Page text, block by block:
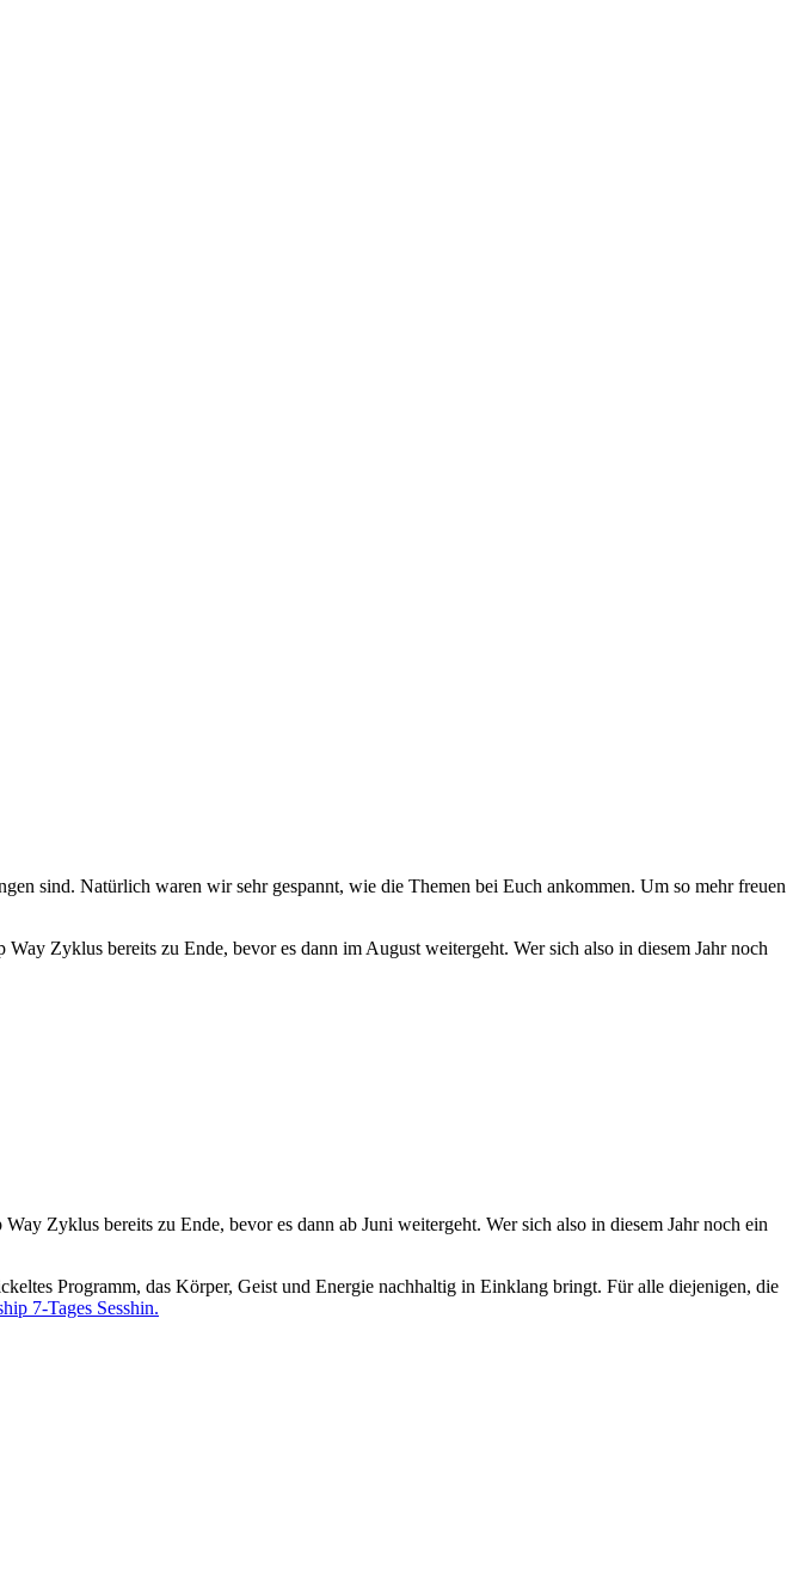
sind. Natürlich waren wir sehr gespannt, wie die Themen bei Euch ankommen. Um so mehr freuen
Zyklus bereits zu Ende, bevor es dann im August weitergeht. Wer sich also in diesem Jahr noch
Zyklus bereits zu Ende, bevor es dann ab Juni weitergeht. Wer sich also in diesem Jahr noch ein
Programm, das Körper, Geist und Energie nachhaltig in Einklang bringt. Für alle diejenigen, die
7-Tages Sesshin.